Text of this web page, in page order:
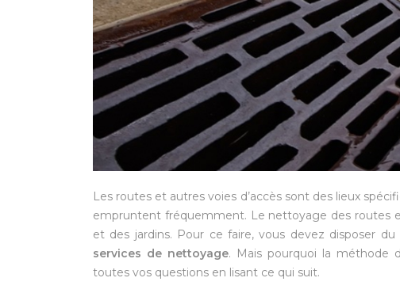
Les routes et autres voies d’accès sont des lieux
empruntent fréquemment. Le nettoyage des routes
et des jardins. Pour ce faire, vous devez disposer
services de nettoyage. Mais pourquoi la méthode
toutes vos questions en lisant ce qui suit.